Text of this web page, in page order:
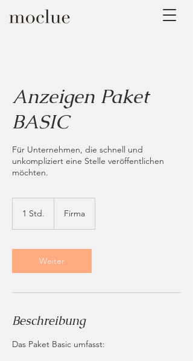
Anzeigen Paket
BASIC
Für Unternehmen, die schnell und
unkompliziert eine Stelle veröffentlichen
möchten.
1 Std.
d
Firma
Weiter
Beschreibung
Das Paket Basic umfasst: